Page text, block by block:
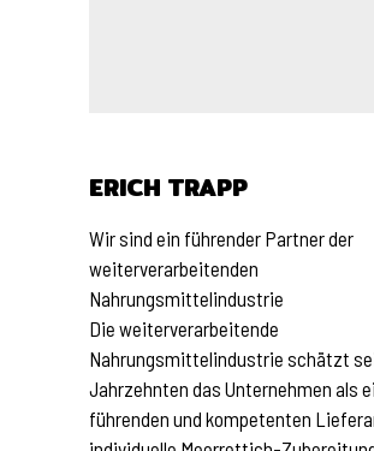
ERICH TRAPP
Wir sind ein führender Partner der
weiterverarbeitenden
Nahrungsmittelindustrie
Die weiterverarbeitende
Nahrungsmittelindustrie schätzt
Jahrzehnten das Unternehmen als
führenden und kompetenten